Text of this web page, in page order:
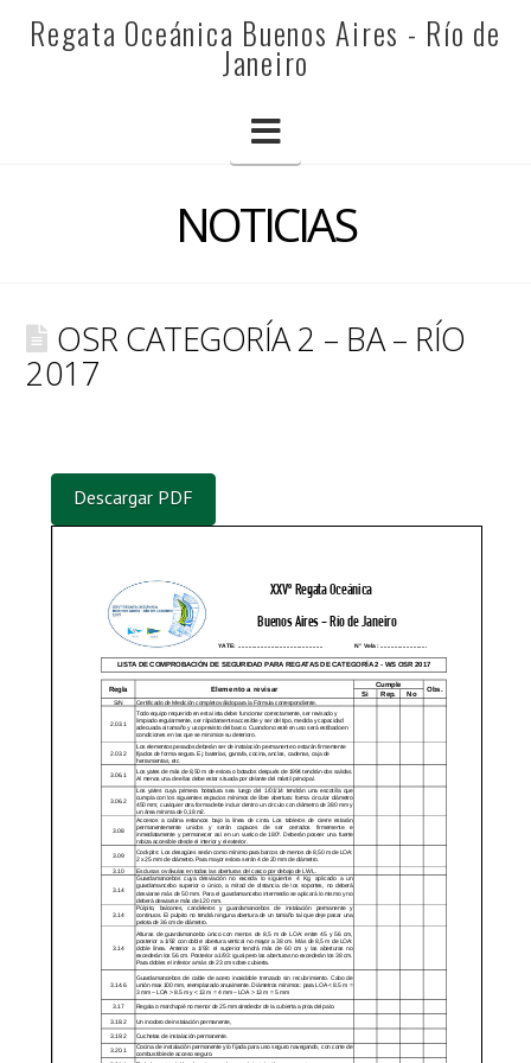
REGATA
OCEÁNICA
BUENOS
AIRES
-
RÍO
DE
JANEIRO
Regata Oceánica Buenos Aires - Río de
Janeiro
Navigation
NOTICIAS
OSR CATEGORÍA 2 – BA – RÍO
2017
Descargar PDF